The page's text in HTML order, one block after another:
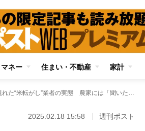
マネー 住まい・不動産 家計
【コメ価格急騰の背景】年末から続々と現れた“米転がし”業者の実態 農家には「聞いたことない業者から電話が…」農協の3割増しの高値で買い取る例も
2025.02.18 15:58 週刊ポスト